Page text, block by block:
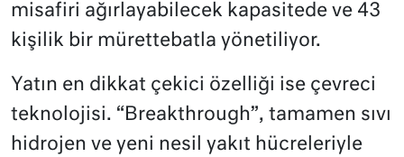
misafiri ağırlayabilecek kapasitede ve 43
kişilik bir mürettebatla yönetiliyor.
Yatın en dikkat çekici özelliği ise çevreci
teknolojisi. “Breakthrough”, tamamen sıvı
hidrojen ve yeni nesil yakıt hücreleriyle